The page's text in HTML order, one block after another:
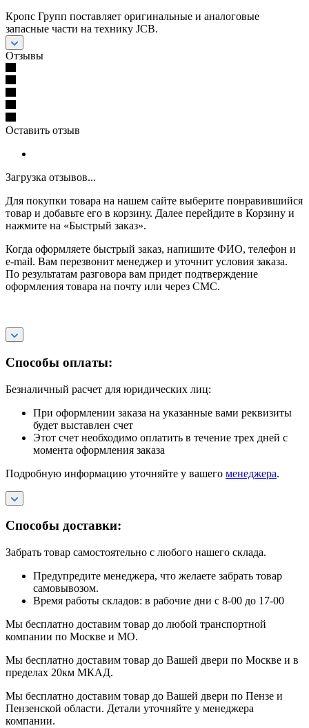
Кропс Групп поставляет оригинальные и аналоговые
запасные части на технику JCB.
Отзывы
Оставить отзыв
Загрузка отзывов...
Для покупки товара на нашем сайте выберите понравившийся
товар и добавьте его в корзину. Далее перейдите в Корзину и
нажмите на «Быстрый заказ».
Когда оформляете быстрый заказ, напишите ФИО, телефон и
e-mail. Вам перезвонит менеджер и уточнит условия заказа.
По результатам разговора вам придет подтверждение
оформления товара на почту или через СМС.
Способы оплаты:
Безналичный расчет для юридических лиц:
При оформлении заказа на указанные вами реквизиты
будет выставлен счет
Этот счет необходимо оплатить в течение трех дней с
момента оформления заказа
Подробную информацию уточняйте у вашего менеджера.
Способы доставки:
Забрать товар самостоятельно с любого нашего склада.
Предупредите менеджера, что желаете забрать товар
самовывозом.
Время работы складов: в рабочие дни с 8-00 до 17-00
Мы бесплатно доставим товар до любой транспортной
компании по Москве и МО.
Мы бесплатно доставим товар до Вашей двери по Москве и в
пределах 20км МКАД.
Мы бесплатно доставим товар до Вашей двери по Пензе и
Пензенской области. Детали уточняйте у менеджера
компании.